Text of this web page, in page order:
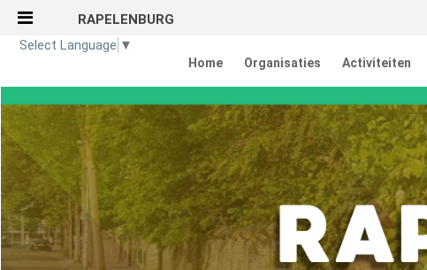
Naar content
RAPELENBURG
Home Organisaties Activiteiten
Select Language ▼